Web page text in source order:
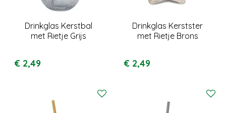
Drinkglas Kerstbal
met Rietje Grijs
€ 2,49
Drinkglas Kerstster
met Rietje Brons
€ 2,49